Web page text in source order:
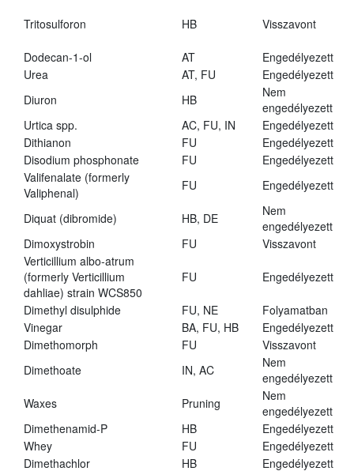
Tritosulforon HB Visszavont
Dodecan-1-ol AT
Engedélyezett
Urea
AT, FU
Engedélyezett
Diuron
HB
Nem
engedélyezett
Urtica spp.
AC, FU, IN
Engedélyezett
Dithianon
FU
Engedélyezett
Disodium phosphonate
FU
Engedélyezett
Valifenalate (formerly
Valiphenal)
FU Engedélyezett
Diquat (dibromide) HB, DE
Nem
engedélyezett
Dimoxystrobin
FU
Visszavont
Verticillium albo-atrum
(formerly Verticillium
dahliae) strain WCS850
FU Engedélyezett
Dimethyl disulphide FU, NE
Folyamatban
Vinegar
BA, FU, HB
Engedélyezett
Dimethomorph
FU
Visszavont
Dimethoate
IN, AC
Nem
engedélyezett
Waxes
Pruning
Nem
engedélyezett
Dimethenamid-P
HB
Engedélyezett
Whey
FU
Engedélyezett
Dimethachlor
HB Engedélyezett